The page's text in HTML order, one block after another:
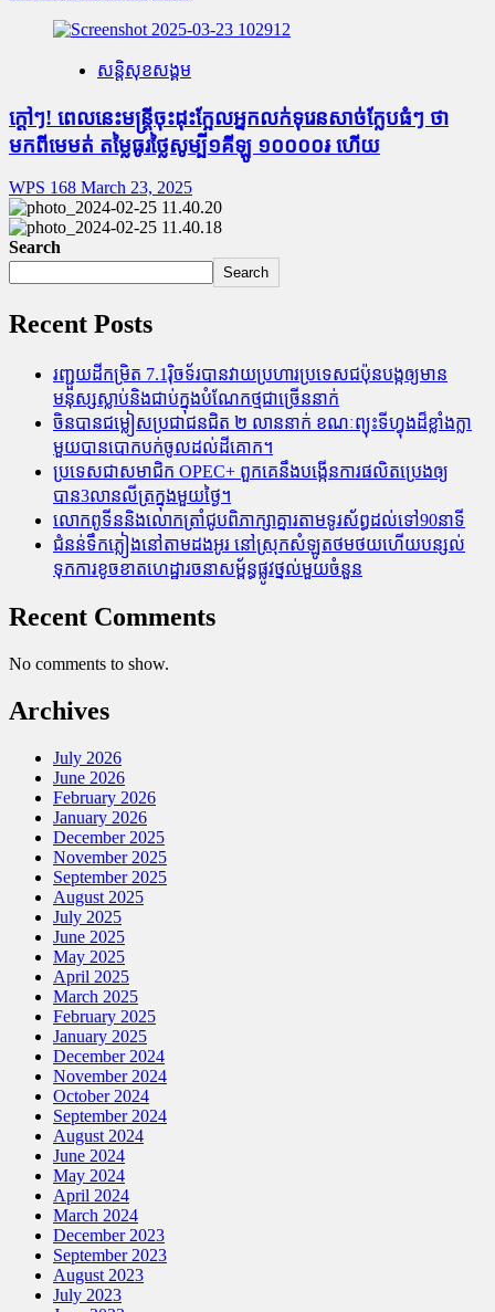
សន្តិសុខសង្គម
ក្តៅៗ! ពេលនេះមន្រ្តីចុះដុះក្អែលអ្នកលក់ទុរេនសាច់ក្លែបធំៗ ថា
មកពីមេមត់ តម្លៃធូរថ្លៃសូម្បី១គីឡូ ១០០០០៛ ហើយ
WPS 168 March 23, 2025
Search
Search
Recent Posts
រញ្ជួយដីកម្រិត​ 7.1រ៉ិចទ័របានវាយប្រហារប្រទេសជប៉ុនបង្កឲ្យមាន
មនុស្សស្លាប់​និង​ជាប់ក្នុងបំណែកថ្មជាច្រើននាក់
ចិនបានជម្លៀសប្រជាជនជិត ២ លាននាក់ ខណៈព្យុះទីហ្វុងដ៏ខ្លាំងក្លា
មួយបានបោកបក់ចូលដល់ដីគោក។
ប្រទេសជាសមាជិក OPEC+​ ពួកគេនឹងបង្កើនការផលិតប្រេងឲ្យ
បាន3លានលីត្រក្នុងមួយថ្ងៃ។
លោកពូទីននិងលោកត្រាំជូបពិភាក្សាគ្នារតាមទូរស័ព្ធដល់ទៅ90នាទី
ជំនន់​ទឹកភ្លៀង​នៅ​តាម​ដងអូរ​ នៅ​ស្រុក​សំឡូត​ថមថយ​ហើយ​បន្សល់​
ទុក​ការ​ខូចខាត​ហេដ្ឋារចនាសម្ព័ន្ធ​ផ្លូវថ្នល់​មួយ​ចំនួន
Recent Comments
No comments to show.
Archives
July 2026
June 2026
February 2026
January 2026
December 2025
November 2025
September 2025
August 2025
July 2025
June 2025
May 2025
April 2025
March 2025
February 2025
January 2025
December 2024
November 2024
October 2024
September 2024
August 2024
June 2024
May 2024
April 2024
March 2024
December 2023
September 2023
August 2023
July 2023